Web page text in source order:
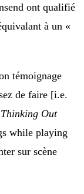
ont qualifié
à un «
témoignage
de faire [i.e.
Thinking Out
while playing
sur scène